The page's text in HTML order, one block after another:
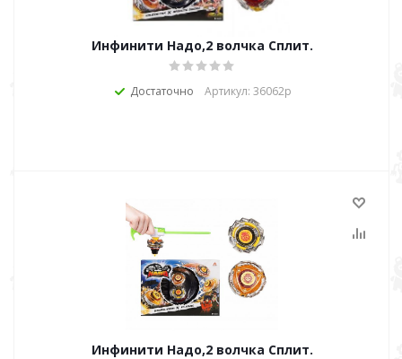
Инфинити Надо,2 волчка Сплит.
Достаточно Артикул: 36062р
Инфинити Надо,2 волчка Сплит.